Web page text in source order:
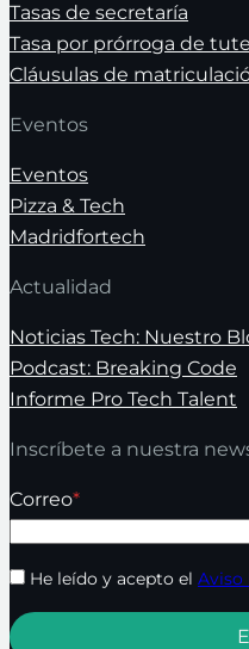
Tasas de secretaría
Tasa por prórroga de
Cláusulas de
Eventos
Eventos
Pizza & Tech
Madridfortech
Actualidad
Noticias Tech: Nuestro
Podcast: Breaking Code
Informe Pro Tech Talent
Inscríbete a nuestra
Correo*
He leído y acepto el Aviso